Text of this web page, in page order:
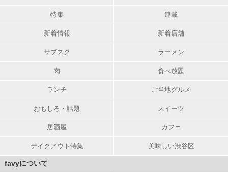
特集 連載
新着情報 新着店舗
サブスク ラーメン
肉 食べ放題
ランチ ご当地グルメ
おもしろ・話題 スイーツ
居酒屋 カフェ
テイクアウト特集 美味しい渋谷区
favyについて